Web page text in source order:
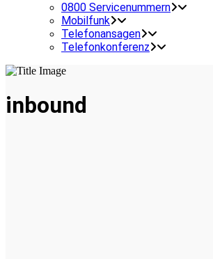
0800 Servicenummern
Mobilfunk
Telefonansagen
Telefonkonferenz
inbound